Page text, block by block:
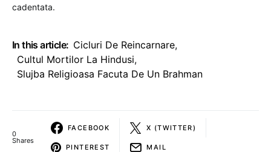
cadentata.
In this article: Cicluri De Reincarnare,
Cultul Mortilor La Hindusi,
Slujba Religioasa Facuta De Un Brahman
0
Shares
FACEBOOK X (TWITTER)
PINTEREST MAIL